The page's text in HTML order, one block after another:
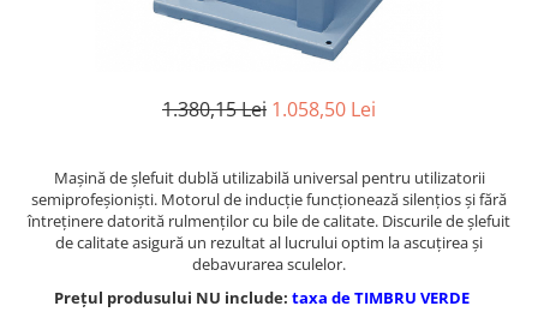
Masini de gaurit cu angrenaj, masa
Masini de gaurit cu coloana
de actionare
Masini de gaurit cu coloana si
curea de distributie
Masini de gaurit cu masa
Masini de gaurit cu stand si
coloana
1.380,15 Lei 1.058,50 Lei
Maşină de şlefuit dublă utilizabilă universal pentru utilizatorii
semiprofeşionişti. Motorul de inducţie funcţionează silenţios şi fără
întreţinere datorită rulmenţilor cu bile de calitate. Discurile de şlefuit
de calitate asigură un rezultat al lucrului optim la ascuţirea şi
debavurarea sculelor.
Prețul produsului NU include: taxa de TIMBRU VERDE